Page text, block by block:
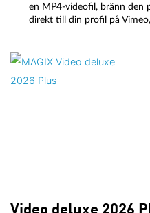
en MP4-videofil, bränn den
direkt till din profil på Vimeo,